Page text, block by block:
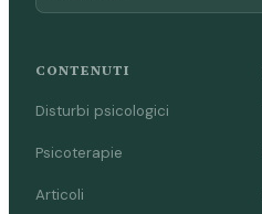
CONTENUTI
Disturbi psicologici
Psicoterapie
Articoli